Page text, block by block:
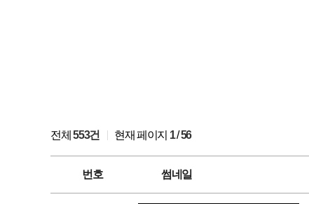
전체553건 현재 페이지 1/56
번호 썸네일